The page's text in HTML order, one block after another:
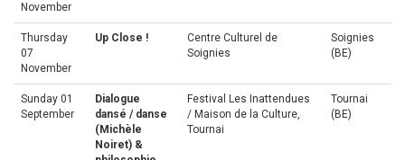
November
Thursday
07
November
Up Close !
Centre Culturel de
Soignies
Soignies
(BE)
Sunday 01
September
Dialogue
dansé / danse
(Michèle
Noiret) &
Festival Les Inattendues
/ Maison de la Culture,
Tournai
Tournai
(BE)